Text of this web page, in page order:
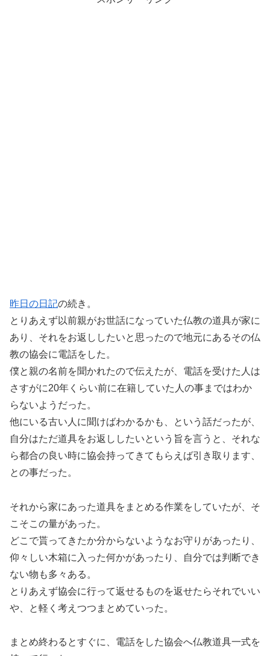
昨日の日記の続き。
とりあえず以前親がお世話になっていた仏教の道具が家に
あり、それをお返ししたいと思ったので地元にあるその仏
教の協会に電話をした。
僕と親の名前を聞かれたので伝えたが、電話を受けた人は
さすがに20年くらい前に在籍していた人の事まではわか
らないようだった。
他にいる古い人に聞けばわかるかも、という話だったが、
自分はただ道具をお返ししたいという旨を言うと、それな
ら都合の良い時に協会持ってきてもらえば引き取ります、
との事だった。
それから家にあった道具をまとめる作業をしていたが、そ
こそこの量があった。
どこで貰ってきたか分からないようなお守りがあったり、
仰々しい木箱に入った何かがあったり、自分では判断でき
ない物も多々ある。
とりあえず協会に行って返せるものを返せたらそれでいい
や、と軽く考えつつまとめていった。
まとめ終わるとすぐに、電話をした協会へ仏教道具一式を